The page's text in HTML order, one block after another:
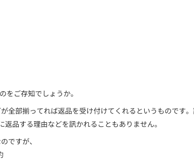
ご存知でしょうか。
全部揃ってれば返品を受け付けてくれるというもので
品する理由などを訊かれることもありません。
ですが、